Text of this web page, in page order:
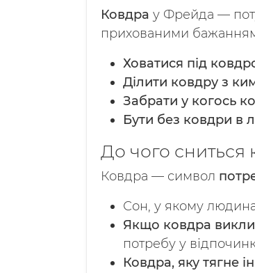
Ковдра у Фрейда —
прихованими
Ховатися під
Ділити ковдру з
Забрати у когось
Бути без ковдри в
До чого сниться
Ковдра — символ
Сон, у якому
Якщо ковдра
потребу у
Ковдра, яку тягне